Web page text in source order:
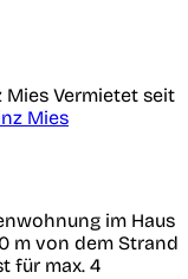
Mies Vermietet seit
Mies
im Haus
m von dem Strand
für max. 4